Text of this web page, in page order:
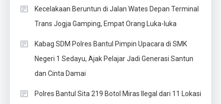
Kecelakaan Beruntun di Jalan Wates Depan Terminal
Trans Jogja Gamping, Empat Orang Luka-luka
Kabag SDM Polres Bantul Pimpin Upacara di SMK
Negeri 1 Sedayu, Ajak Pelajar Jadi Generasi Santun
dan Cinta Damai
Polres Bantul Sita 219 Botol Miras Ilegal dari 11 Lokasi